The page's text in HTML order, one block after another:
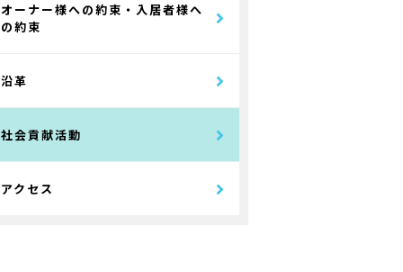
オーナー様への約束・入居者様へ
の約束
沿革
社会貢献活動
アクセス